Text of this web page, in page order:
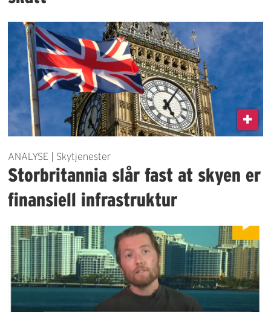
ANALYSE | Skytjenester
Storbritannia slår fast at skyen er
finansiell infrastruktur